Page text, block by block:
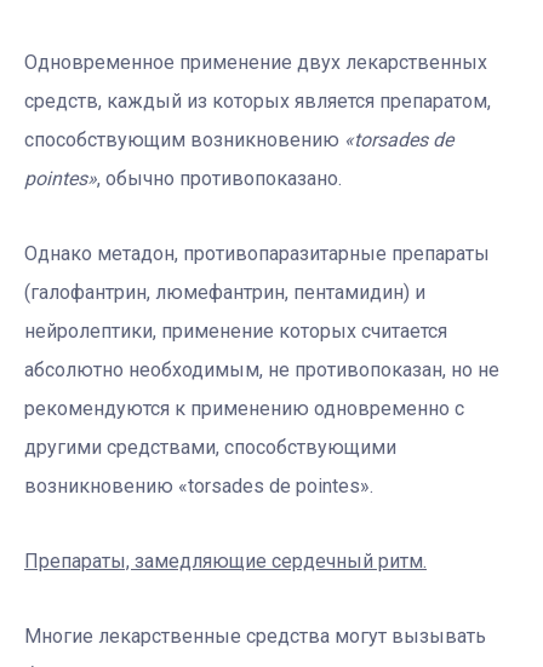
Одновременное применение двух лекарственных
средств, каждый из которых является препаратом,
способствующим возникновению «torsades de
pointes», обычно противопоказано.
Однако метадон, противопаразитарные препараты
(галофантрин, люмефантрин, пентамидин) и
нейролептики, применение которых считается
абсолютно необходимым, не противопоказан, но не
рекомендуются к применению одновременно с
другими средствами, способствующими
возникновению «torsades de pointes».
Препараты, замедляющие сердечный ритм.
Многие лекарственные средства могут вызывать